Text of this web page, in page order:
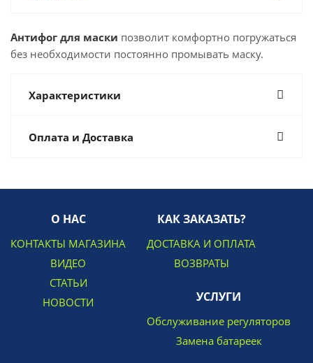
Антифог для маски позволит комфортно погружаться
без необходимости постоянно промывать маску.
Характеристики
Оплата и Доставка
О НАС
КОНТАКТЫ МАГАЗИНА
ВИДЕО
СТАТЬИ
НОВОСТИ
КАК ЗАКАЗАТЬ?
ДОСТАВКА И ОПЛАТА
ВОЗВРАТЫ
УСЛУГИ
Обслуживание регуляторов
Замена батареек